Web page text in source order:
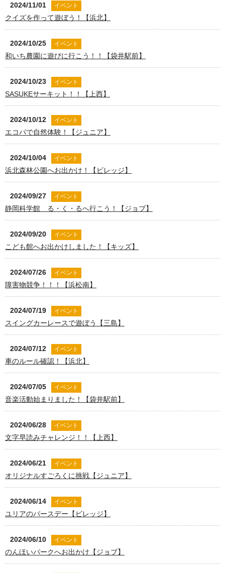
2024/11/01 イベント
クイズを作って遊ぼう！【浜北】
2024/10/25 イベント
和いち農園に遊びに行こう！！【袋井駅前】
2024/10/23 イベント
SASUKEサーキット！！【上西】
2024/10/12 イベント
エコパで自然体験！【ジュニア】
2024/10/04 イベント
浜北森林公園へお出かけ！【ビレッジ】
2024/09/27 イベント
静岡科学館 る・く・るへ行こう！【ジョブ】
2024/09/20 イベント
こども館へお出かけしました！【キッズ】
2024/07/26 イベント
障害物競争！！！【浜松南】
2024/07/19 イベント
スイングカーレースで遊ぼう【三島】
2024/07/12 イベント
車のルール確認！【浜北】
2024/07/05 イベント
音楽活動始まりました！【袋井駅前】
2024/06/28 イベント
文字早読みチャレンジ！！【上西】
2024/06/21 イベント
オリジナルすごろくに挑戦【ジュニア】
2024/06/14 イベント
ユリアのバースデー【ビレッジ】
2024/06/10 イベント
のんほいパークへお出かけ【ジョブ】